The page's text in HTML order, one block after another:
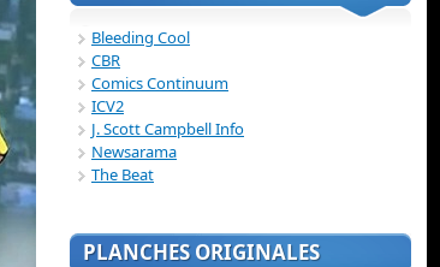
Bleeding Cool
CBR
Comics Continuum
ICV2
J. Scott Campbell Info
Newsarama
The Beat
PLANCHES ORIGINALES